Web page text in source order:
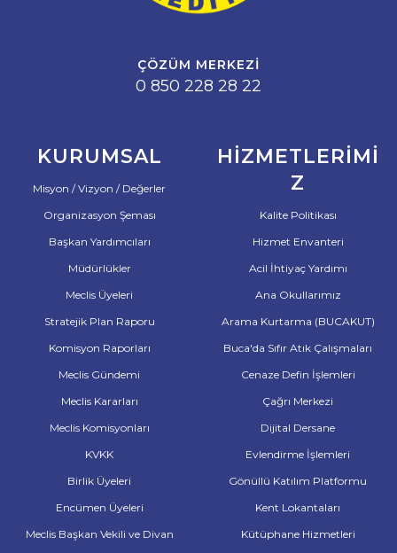
ÇÖZÜM MERKEZI
0 850 228 28 22
KURUMSAL
Misyon / Vizyon / Değerler
Organizasyon Şeması
Başkan Yardımcıları
Müdürlükler
Meclis Üyeleri
Stratejik Plan Raporu
Komisyon Raporları
Meclis Gündemi
Meclis Kararları
Meclis Komisyonları
KVKK
Birlik Üyeleri
Encümen Üyeleri
Meclis Başkan Vekili ve Divan
HIZMETLERIMI
Z
Kalite Politikası
Hizmet Envanteri
Acil İhtiyaç Yardımı
Ana Okullarımız
Arama Kurtarma (BUCAKUT)
Buca'da Sıfır Atık Çalışmaları
Cenaze Defin İşlemleri
Çağrı Merkezi
Dijital Dersane
Evlendirme İşlemleri
Gönüllü Katılım Platformu
Kent Lokantaları
Kütüphane Hizmetleri